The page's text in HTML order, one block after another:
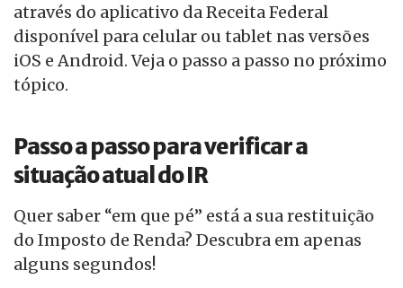
através do aplicativo da Receita Federal
disponível para celular ou tablet nas versões
iOS e Android. Veja o passo a passo no próximo
tópico.
Passo a passo para verificar a
situação atual do IR
Quer saber “em que pé” está a sua restituição
do Imposto de Renda? Descubra em apenas
alguns segundos!